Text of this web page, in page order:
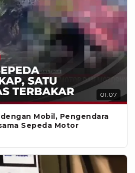
01:07
Mobil, Pengendara
Sepeda Motor